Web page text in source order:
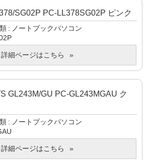
SG02P PC-LL378SG02P ピンク
ノートブックパソコン
詳細ページはこちら
GL243M/GU PC-GL243MGAU ク
ノートブックパソコン
詳細ページはこちら